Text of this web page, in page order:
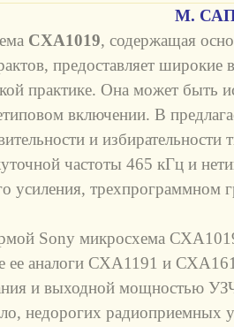
М.
CXA1019, содержащая
предоставляет широкие
практике. Она может быть
включении. В
и избирательности
частоты 465 кГц и
усиления, трехпрограммном
Sony микросхема
ее аналоги СХА1191 и
и выходной мощностью
недорогих радиоприемных